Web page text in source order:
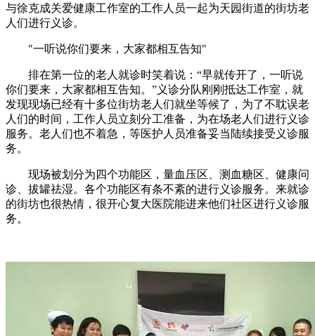
与徐克成关爱健康工作室的工作人员一起为天园街道的街坊老
人们进行义诊。
"一听说你们要来，大家都相互告知"
排在第一位的老人就诊时笑着说：“早就传开了，一听说
你们要来，大家都相互告知。”义诊分队刚刚抵达工作室，就
发现现场已经有十多位街坊老人们就坐等候了，为了不耽误老
人们的时间，工作人员立刻分工准备，为在场老人们进行义诊
服务。老人们也不着急，等医护人员准备妥当陆续接受义诊服
务。
现场被划分为四个功能区，量血压区、测血糖区、健康问
诊、拔罐祛湿。各个功能区有条不紊的进行义诊服务。来就诊
的街坊也很热情，很开心复大医院能进来他们社区进行义诊服
务。